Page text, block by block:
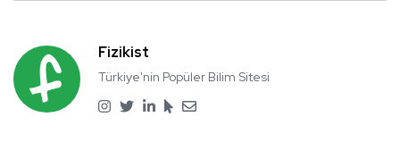
Fizikist
Türkiye'nin Popüler Bilim Sitesi